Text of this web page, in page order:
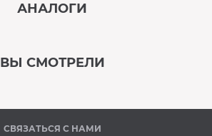
АНАЛОГИ
ВЫ СМОТРЕЛИ
В наличии
СВЯЗАТЬСЯ С НАМИ